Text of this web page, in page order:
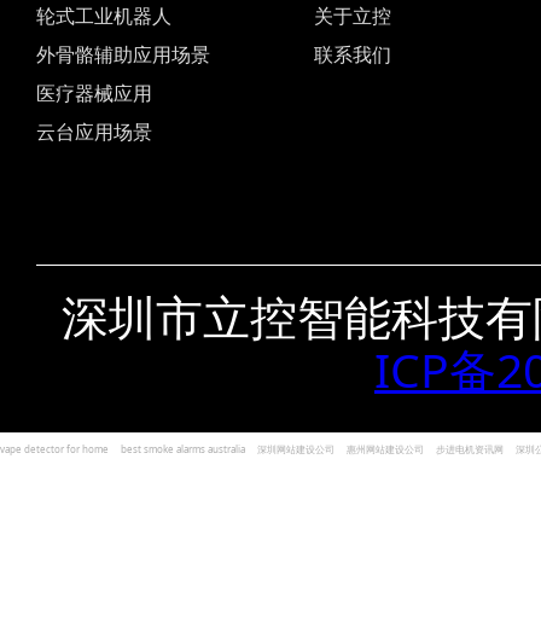
轮式工业机器人
外骨骼辅助应用场景
医疗器械应用
云台应用场景
关于立控
联系我们
深圳市立控智能科技
ICP备
vape detector for home best smoke alarms australia 深圳网站建设公司 惠州网站建设公司 步进电机资讯网 深圳